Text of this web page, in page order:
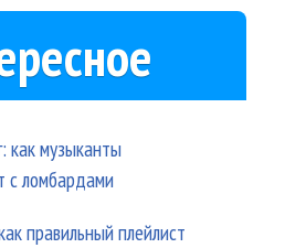
как музыканты
с ломбардами
правильный плейлист